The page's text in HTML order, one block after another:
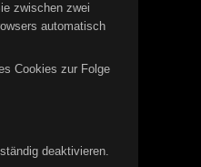
zwischen zwei
automatisch
Cookies zur Folge
deaktivieren.